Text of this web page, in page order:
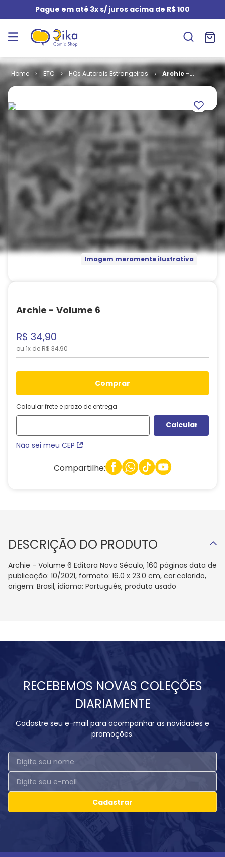
Pague em até 3x s/ juros acima de R$ 100
ETC HQs Autorais Estrangeiras
Archie -
Volume 6
Imagem meramente ilustrativa
Archie - Volume 6
R$ 34,90
ou 1x de R$ 34,90
comprar
Calcular frete e prazo de entrega
Não sei meu CEP
Compartilhe:
DESCRIÇÃO DO PRODUTO
Archie - Volume 6 Editora Novo Século, 160 páginas data de
publicação: 10/2021, formato: 16.0 x 23.0 cm, cor:colorido,
origem: Brasil, idioma: Português, produto usado
RECEBEMOS NOVAS COLEÇÕES
DIARIAMENTE
Cadastre seu e-mail para acompanhar as novidades e
promoções.
Cadastrar